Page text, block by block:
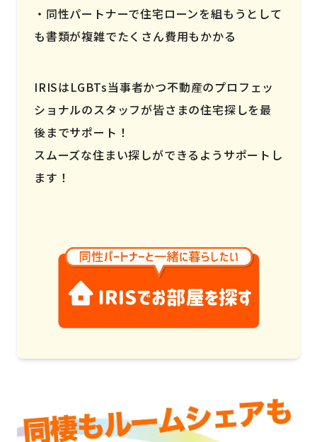
同性パートナーで住宅ローンを組もうとして
も書類が複雑でたくさん費用もかかる
IRISはLGBTs当事者かつ不動産のプロフェッ
ショナルのスタッフが皆さまの住宅探しを最
後までサポート！
スムーズな住まい探しができるようサポートし
ます！